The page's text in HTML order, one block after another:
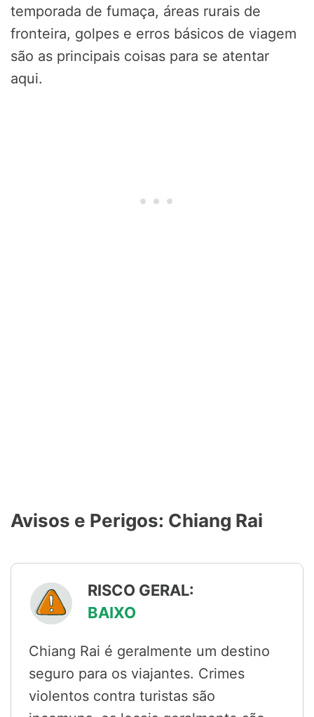
temporada de fumaça, áreas rurais de
fronteira, golpes e erros básicos de viagem
são as principais coisas para se atentar
aqui.
Avisos e Perigos: Chiang Rai
RISCO GERAL:
BAIXO
Chiang Rai é geralmente um destino
seguro para os viajantes. Crimes
violentos contra turistas são